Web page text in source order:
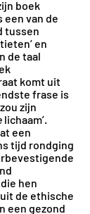
boek
van de
tussen
en
de taal
komt uit
frase is
zijn
lichaam’.
een
tijd rondging
hen
de ethische
een gezond